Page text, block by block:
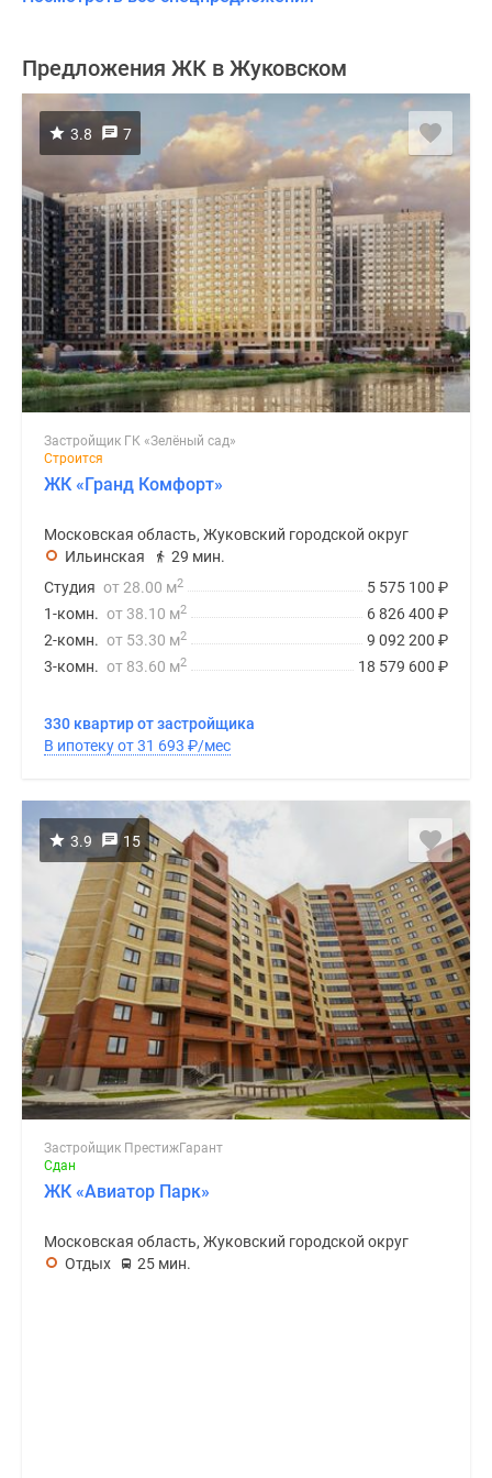
Предложения ЖК в Жуковском
3.8 7
Застройщик ГК «Зелёный сад»
Строится
ЖК «Гранд Комфорт»
Московская область, Жуковский городской округ
Ильинская
29 мин.
5 575 100 ₽
Студия от 28.00 м2
6 826 400 ₽
1-комн. от 38.10 м2
9 092 200 ₽
2-комн. от 53.30 м2
18 579 600 ₽
3-комн. от 83.60 м2
330 квартир от застройщика
В ипотеку от 31 693 ₽/мес
3.9 15
Застройщик ПрестижГарант
Сдан
ЖК «Авиатор Парк»
Московская область, Жуковский городской округ
Отдых
25 мин.